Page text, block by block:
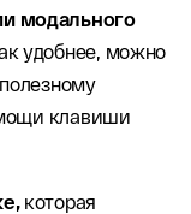
модального
удобнее, можно
клавиши
которая